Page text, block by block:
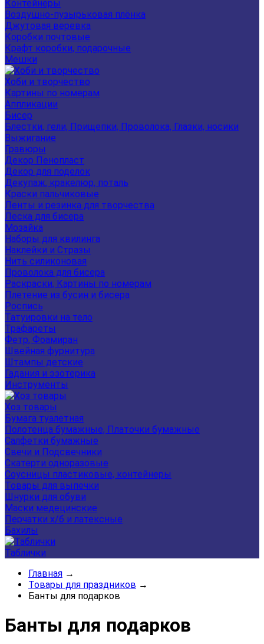
Контейнеры
Воздушно-пузырьковая плёнка
Джутовая веревка
Коробки почтовые
Крафт коробки, подарочные
Мешки
Хоби и творчество
Картины по номерам
Аппликации
Бисер
Блестки, гели, Прищепки, Проволока, Глазки, носики
Выжигание
Гравюры
Декор Пенопласт
Декор для поделок
Декупаж, кракелюр, поталь
Краски пальчиковые
Ленты и резинка для творчества
Леска для бисера
Мозайка
Наборы для квилинга
Наклейки и Стразы
Нить силиконовая
Проволока для бисера
Раскраски, Картины по номерам
Плетение из бусин и бисера
Роспись
Татуировки на тело
Трафареты
Фетр, Фоамиран
Швейная фурнитура
Штампы детские
Гадания и эзотерика
Инструменты
Хоз товары
Бумага туалетная
Полотенца бумажные, Платочки бумажные
Салфетки бумажные
Свечи и Подсвечники
Скатерти одноразовые
Соусницы пластиковые, контейнеры
Товары для выпечки
Шнурки для обуви
Маски медецинские
Перчатки х/б и латексные
Бахилы
Таблички
Главная →
Товары для праздников →
Банты для подарков
Банты для подарков